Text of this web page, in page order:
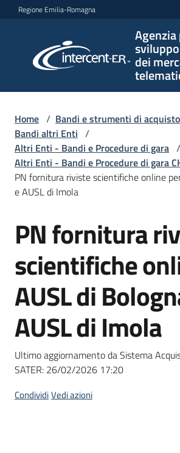
Vai al contenuto
Vai alla navigazione
Vai al footer
Regione Emilia-Romagna
Agenzia
sviluppo
dei
per lo
sviluppo
telematici
L'Agenzia
Bandi
e
di
Supporto
Piattaforme
telematiche
Home / Bandi e strumenti di acquisto
Bandi altri Enti /
Altri Enti - Bandi e Procedure di gara /
Altri Enti - Bandi e Procedure di gara
PN fornitura riviste scientifiche online
e AUSL di Imola
Salta al contenuto
PN fornitura
scientifiche
AUSL di
AUSL di Imola
Ultimo aggiornamento da Sistema
SATER: 26/02/2026 17:20
CondividiVedi azioni